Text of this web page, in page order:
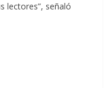
lectores”, señaló